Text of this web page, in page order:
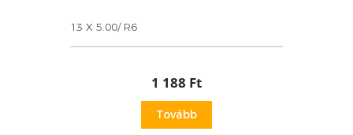
13 X 5.00/ R6
1 188 Ft
Tovább